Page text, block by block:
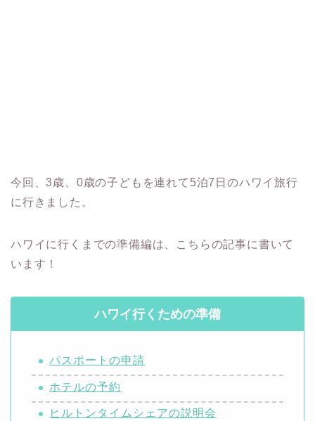
今回、3歳、0歳の子どもを連れて5泊7日のハワイ旅行
に行きました。
ハワイに行くまでの準備編は、こちらの記事に書いて
います！
ハワイ行くための準備
パスポートの申請
ホテルの予約
ヒルトンタイムシェアの説明会